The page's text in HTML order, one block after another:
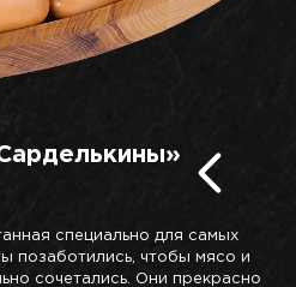
специально для самых
позаботились, чтобы мясо и
сочетались. Они прекрасно